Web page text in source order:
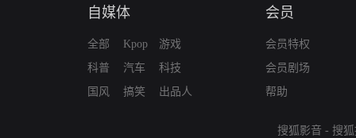
自媒体
全部
科普
国风
Kpop
汽车
搞笑
游戏
科技
出品人
会员
会员特权
会员剧场
帮助
搜狐影音 - 搜